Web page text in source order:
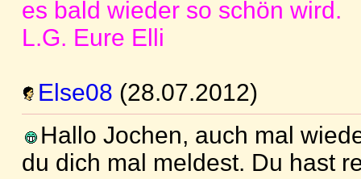
es bald wieder so schön wird.
L.G. Eure Elli
Else08 (28.07.2012)
Hallo Jochen, auch mal
du dich mal meldest. Du hast